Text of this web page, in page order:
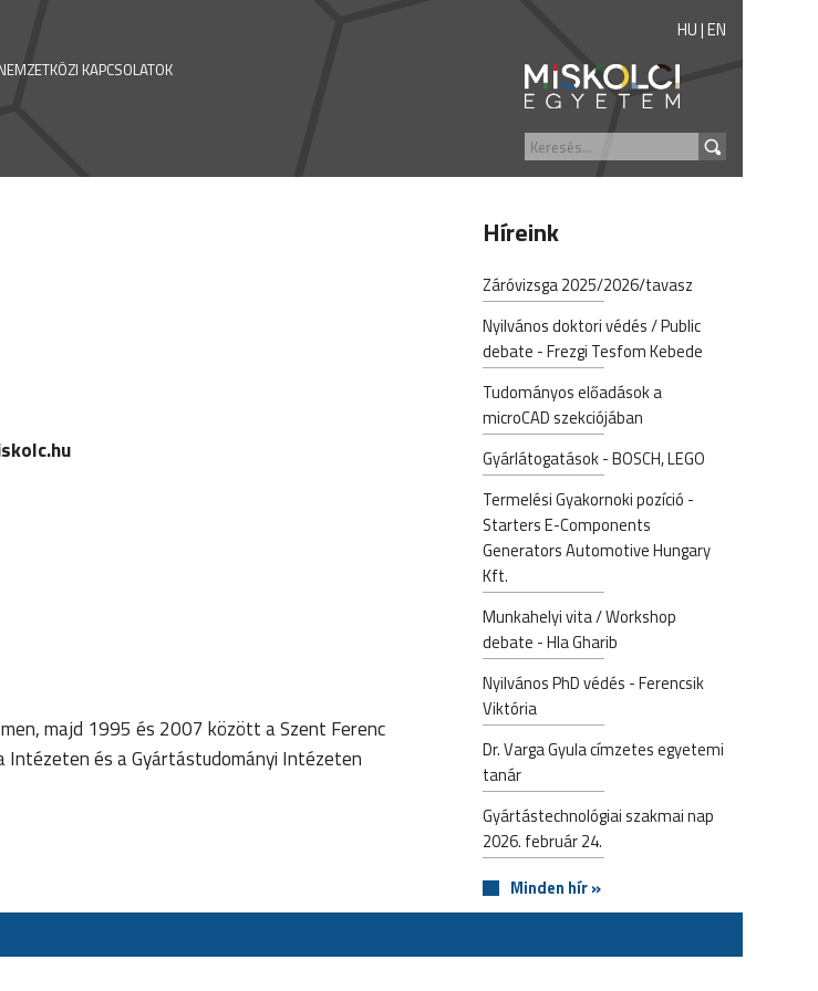
KAPCSOLATOK
HU|EN
majd 1995 és 2007 között a Szent Ferenc
és a Gyártástudományi Intézeten
Híreink
Záróvizsga 2025/2026/tavasz
Nyilvános doktori védés / Public
debate - Frezgi Tesfom Kebede
Tudományos előadások a
microCAD szekciójában
Gyárlátogatások - BOSCH, LEGO
Termelési Gyakornoki pozíció -
Starters E-Components
Generators Automotive Hungary
Kft.
Munkahelyi vita / Workshop
debate - Hla Gharib
Nyilvános PhD védés - Ferencsik
Viktória
Dr. Varga Gyula címzetes egyetemi
tanár
Gyártástechnológiai szakmai nap
2026. február 24.
Minden hír »